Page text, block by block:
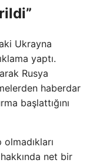
Ukrayna
yaptı.
Rusya
haberdar
başlattığını
net bir